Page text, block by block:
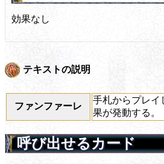
効果なし
テキストの説明
ファンファーレ
手札からプレイ
果が発動する。
呼び出せるカード